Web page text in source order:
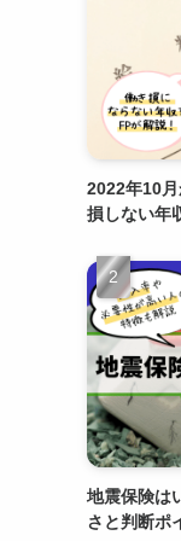
2022年10月
損しない年
地震保険は
さと判断ポ